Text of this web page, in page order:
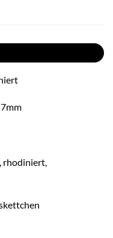
rhodiniert,